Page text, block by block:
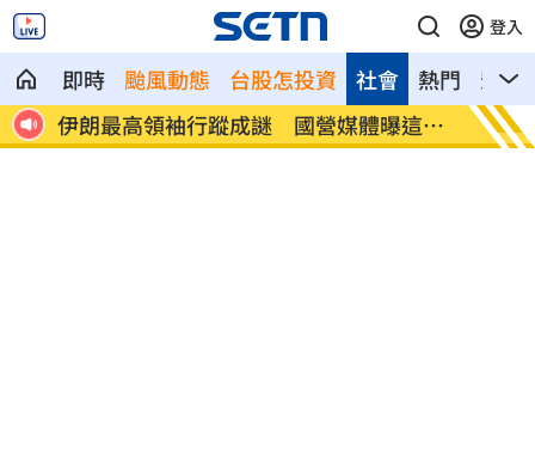
登入
即時 颱風動態 台股怎投資 熱門 影音
社會
件
澤倫斯基：最多5萬名北韓軍人將部署至俄
婦被
病」